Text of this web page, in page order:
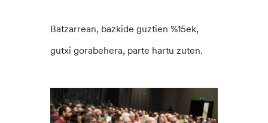
Batzarrean, bazkide guztien %15ek,
gutxi gorabehera, parte hartu zuten.